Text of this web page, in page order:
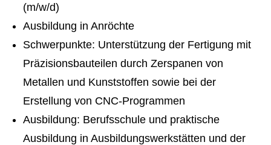
(m/w/d)
Ausbildung in Anröchte
Schwerpunkte: Unterstützung der Fertigung mit
Präzisionsbauteilen durch Zerspanen von
Metallen und Kunststoffen sowie bei der
Erstellung von CNC-Programmen
Ausbildung: Berufsschule und praktische
Ausbildung in Ausbildungswerkstätten und der